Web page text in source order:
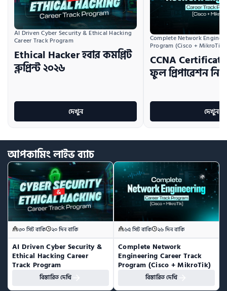
AI Driven Cyber Security & Ethical Hacking
Career Track Program
Ethical Hacker হবার কমপ্লিট
ব্লুপ্রিন্ট ২০২৬
দেখুন
Complete Network
Program (Cisco + MikroTik)
CCNA
ফুল প্রিপারেশন
দেখুন
আপকামিংলাইভব্যাচ
৩০ সিট বাকি ২০ দিন বাকি
AI Driven Cyber Security &
Ethical Hacking Career
Track Program
বিস্তারিত দেখি
৬৫ সিট বাকি ২৬ দিন বাকি
Complete Network
Engineering Career Track
Program (Cisco + MikroTik)
বিস্তারিত দেখি